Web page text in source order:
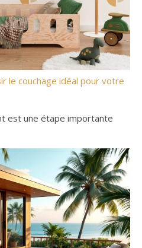
le couchage idéal pour votre
est une étape importante